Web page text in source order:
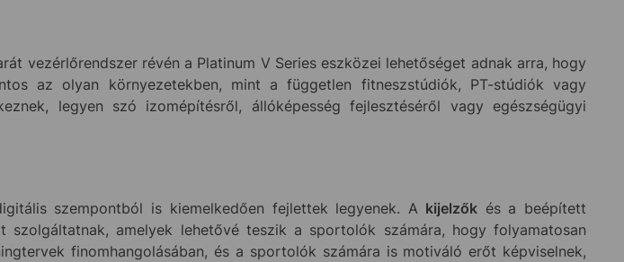
vezérlőrendszer révén a Platinum V Series eszközei lehetőséget adnak arra, hogy
az olyan környezetekben, mint a független fitneszstúdiók, PT-stúdiók vagy
legyen szó izomépítésről, állóképesség fejlesztéséről vagy egészségügyi
szempontból is kiemelkedően fejlettek legyenek. A kijelzőkés a beépített
amelyek lehetővé teszik a sportolók számára, hogy folyamatosan
finomhangolásában, és a sportolók számára is motiváló erőt képviselnek,